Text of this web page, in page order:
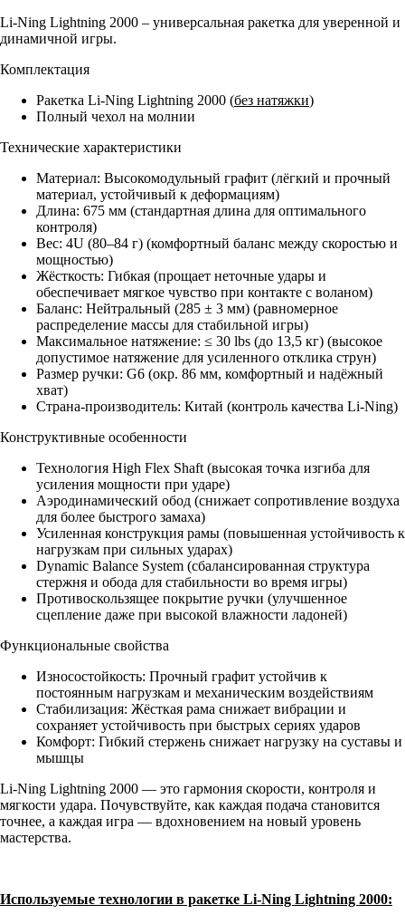
Li-Ning Lightning 2000 – универсальная ракетка для уверенной и
динамичной игры.
Комплектация
Ракетка Li-Ning Lightning 2000 (без натяжки)
Полный чехол на молнии
Технические характеристики
Материал: Высокомодульный графит (лёгкий и прочный
материал, устойчивый к деформациям)
Длина: 675 мм (стандартная длина для оптимального
контроля)
Вес: 4U (80–84 г) (комфортный баланс между скоростью и
мощностью)
Жёсткость: Гибкая (прощает неточные удары и
обеспечивает мягкое чувство при контакте с воланом)
Баланс: Нейтральный (285 ± 3 мм) (равномерное
распределение массы для стабильной игры)
Максимальное натяжение: ≤ 30 lbs (до 13,5 кг) (высокое
допустимое натяжение для усиленного отклика струн)
Размер ручки: G6 (окр. 86 мм, комфортный и надёжный
хват)
Страна-производитель: Китай (контроль качества Li-Ning)
Конструктивные особенности
Технология High Flex Shaft (высокая точка изгиба для
усиления мощности при ударе)
Аэродинамический обод (снижает сопротивление воздуха
для более быстрого замаха)
Усиленная конструкция рамы (повышенная устойчивость к
нагрузкам при сильных ударах)
Dynamic Balance System (сбалансированная структура
стержня и обода для стабильности во время игры)
Противоскользящее покрытие ручки (улучшенное
сцепление даже при высокой влажности ладоней)
Функциональные свойства
Износостойкость: Прочный графит устойчив к
постоянным нагрузкам и механическим воздействиям
Стабилизация: Жёсткая рама снижает вибрации и
сохраняет устойчивость при быстрых сериях ударов
Комфорт: Гибкий стержень снижает нагрузку на суставы и
мышцы
Li-Ning Lightning 2000 — это гармония скорости, контроля и
мягкости удара. Почувствуйте, как каждая подача становится
точнее, а каждая игра — вдохновением на новый уровень
мастерства.
Используемые технологии в ракетке Li-Ning Lightning 2000: